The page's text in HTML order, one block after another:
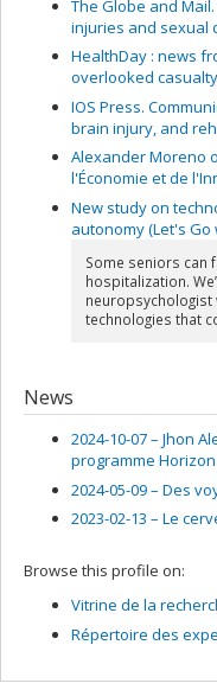
The Globe and
injuries and sexual
HealthDay : news
overlooked
IOS Press.
brain injury, and
Alexander Moreno
l'Économie et de
New study on
autonomy (Let's
Some seniors can
hospitalization.
neuropsychologist
technologies that
News
2024-10-07 – Jhon
programme
2024-05-09 – Des
2023-02-13 – Le
Browse this profile on:
Vitrine de la
Répertoire des